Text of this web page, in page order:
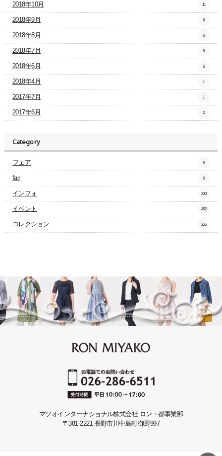
2018年10月 11
2018年9月 8
2018年8月 6
2018年7月 8
2018年6月 3
2018年4月 1
2017年7月 1
2017年6月 2
Category
フェア 5
fair 6
インフォ 200
イベント 452
コレクション 255
マツオインターナショナル株式会社 ロン・都事業部
〒381-2221 長野市川中島町御厨997